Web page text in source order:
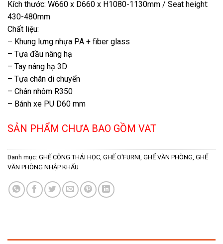
Kích thước: W660 x D660 x H1080-1130mm / Seat height:
430-480mm
Chất liệu:
– Khung lưng nhựa PA + fiber glass
– Tựa đầu nâng hạ
– Tay nâng hạ 3D
– Tựa chân di chuyển
– Chân nhôm R350
– Bánh xe PU D60 mm
SẢN PHẨM CHƯA BAO GỒM VAT
Danh mục: GHẾ CÔNG THÁI HỌC GHẾ O'FURNI GHẾ VĂN PHÒNG GHẾ
VĂN PHÒNG NHẬP KHẨU